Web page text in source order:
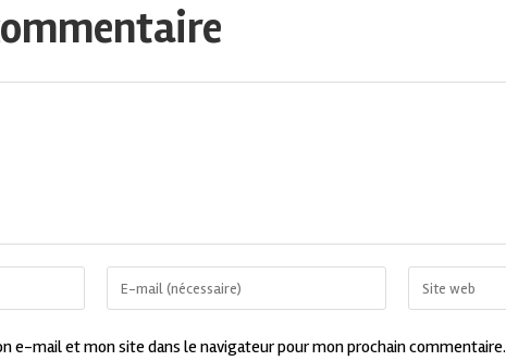
e-mail et mon site dans le navigateur pour mon prochain commentaire.